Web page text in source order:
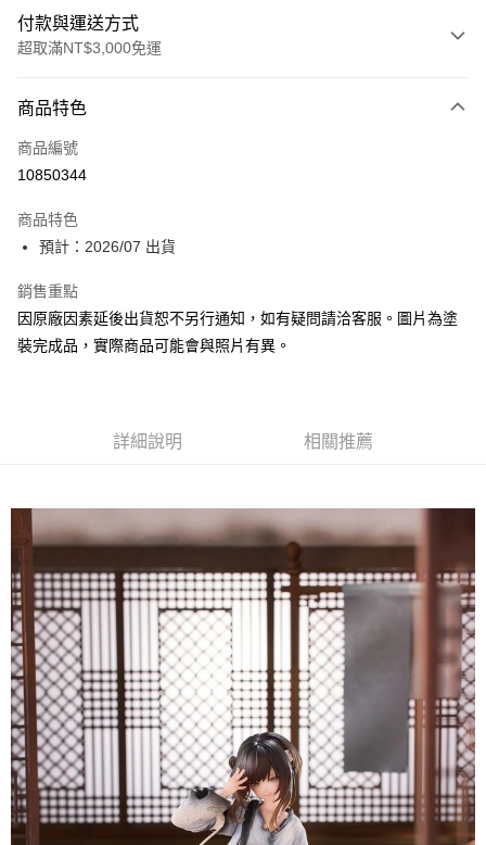
付款與運送方式
超取滿NT$3,000免運
信用卡一次付款
超商取貨付款
Google Pay
全盈+PAY
大哥付你分期
相關說明
流程，驗證手機門號後，選擇欲分期的期數、繳款截止日，確認付款後即完
消。如遇「轉專審核」未通過狀況，表示未達大哥付你分期系統評分，恕無
法說明評估內容。
【繳款方式說明】
1.分期款項不併入電信帳單，「大哥付你分期」於每月結算日後寄送繳費提
醒簡訊。
2.透過簡訊連結打開帳單後，可選擇「超商條碼／台灣大直營門市／銀行轉
帳／街口支付／iPASS MONEY」等通路繳費。
【注意事項】
1.本服務係由「台灣大哥大股份有限公司」（以下簡稱本公司）所提供，讓
用戶於交易時，得透過本服務購買商品或服務，並由商店將買賣／分期付款
買賣價金債權讓與本公司後，依約使用本公司帳單繳交帳款。
2.基於同意付款使用「大哥付你分期」之契約關係目的，商店將以您的個人
資料（包含姓名、電話或地址）提供予台灣大哥大進項蒐集、處理及利用，
由本公司與您本人進行分期帳單所需資料之確認、核對及更正。
3.完整用戶服務條款，請詳閱以下連結：https://oppay.tw/userRule
每筆NT$90，滿NT$3,000(含以上)免運費
預購-付款後全家取貨(舊)
每筆NT$90，滿NT$3,000(含以上)免運費
預購-7-11取貨付款(舊)
每筆NT$90，滿NT$3,000(含以上)免運費
預購-付款後7-11取貨(舊)
每筆NT$90，滿NT$3,000(含以上)免運費
預購-宅配(舊)
每筆NT$120，滿NT$3,000(含以上)免運費
預購-宅配(離島)(舊)
商品特色
商品編號
10850344
商品特色
預計：2026/07 出貨
銷售重點
因原廠因素延後出貨恕不另行通知，如有疑問請洽客服。圖片為塗
裝完成品，實際商品可能會與照片有異。
詳細說明 相關推薦